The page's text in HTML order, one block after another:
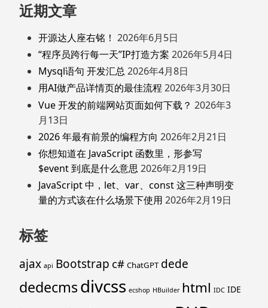
近期文章
开源达人座右铭！ 2026年6月5日
“程序员跨行每一天”IP打造方案 2026年5月4日
Mysql语句 开发汇总 2026年4月8日
用AI做产品详情页的最佳流程 2026年3月30日
Vue 开发的前端网站页面如何下载？ 2026年3
月13日
2026 年最有前景的编程方向 2026年2月21日
你想知道在 JavaScript 函数里，形参写
$event 到底是什么意思 2026年2月19日
JavaScript 中，let、var、const 这三种声明变
量的方式该在什么场景下使用 2026年2月19日
标签
ajax api Bootstrap c# ChatGPT dede
dedecmsdivcss ecshop HBuilder html IDC IDE